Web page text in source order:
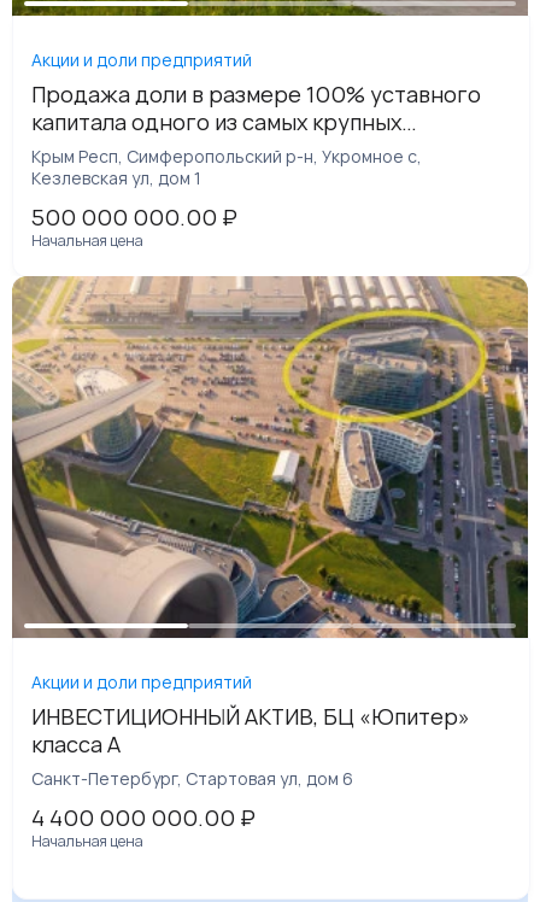
Акции и доли предприятий
Продажа доли в размере 100% уставного
капитала одного из самых крупных
Дилерских автоцентров в Москве и МО ГК
«Обухов» Домодедово, вдоль трассы А-105,
ведущей в аэропорт «Домодедово» с
готовой инфраструктурой и наработанной
Крым Респ, Симферопольский р-н, Укромное с,
Кезлевская ул, дом 1
500 000 000.00 ₽
Начальная цена
Акции и доли предприятий
ИНВЕСТИЦИОННЫЙ АКТИВ, БЦ «Юпитер»
класса А
Санкт-Петербург, Стартовая ул, дом 6
4 400 000 000.00 ₽
Начальная цена